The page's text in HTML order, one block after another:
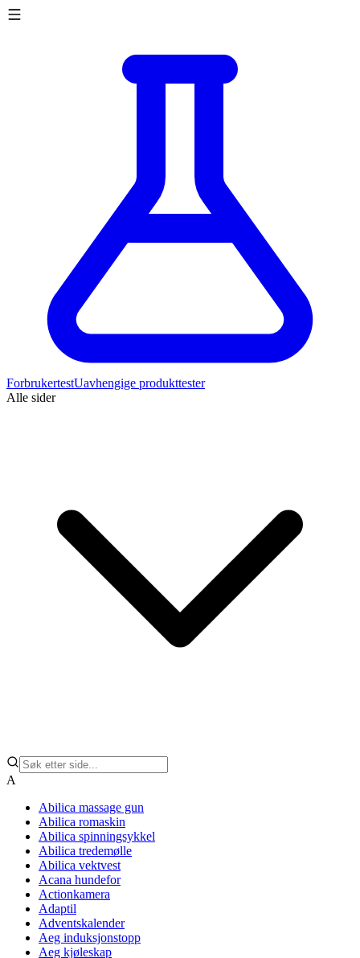
ForbrukertestUavhengige produkttester
Alle sider
A
Abilica massage gun
Abilica romaskin
Abilica spinningsykkel
Abilica tredemølle
Abilica vektvest
Acana hundefor
Actionkamera
Adaptil
Adventskalender
Aeg induksjonstopp
Aeg kjøleskap